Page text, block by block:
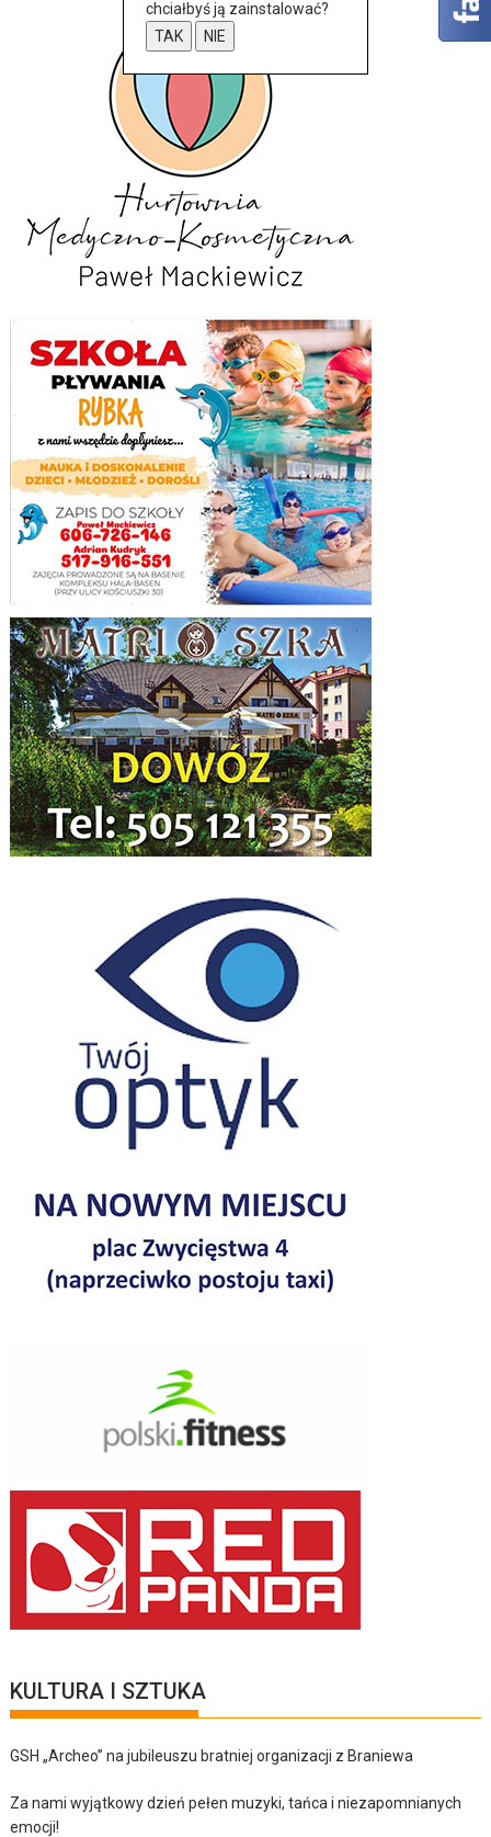
KULTURA I SZTUKA
GSH „Archeo” na jubileuszu bratniej organizacji z Braniewa
Za nami wyjątkowy dzień pełen muzyki, tańca i niezapomnianych
emocji!
chciałbyś ją zainstalować?
TAK
NIE